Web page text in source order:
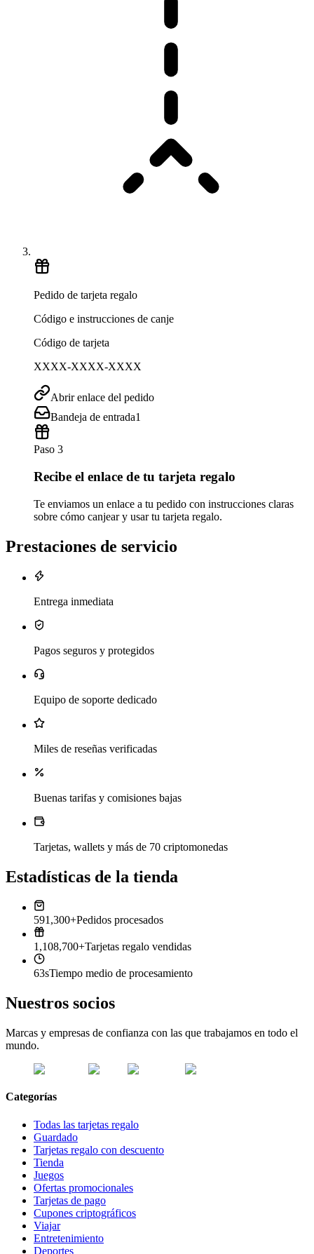
Pedido de tarjeta regalo
Código e instrucciones de canje
Código de tarjeta
XXXX-XXXX-XXXX
Abrir enlace del pedido
Bandeja de entrada1
Paso 3
Recibe el enlace de tu tarjeta regalo
Te enviamos un enlace a tu pedido con instrucciones claras
sobre cómo canjear y usar tu tarjeta regalo.
Prestaciones de servicio
Entrega inmediata
Pagos seguros y protegidos
Equipo de soporte dedicado
Miles de reseñas verificadas
Buenas tarifas y comisiones bajas
Tarjetas, wallets y más de 70 criptomonedas
Estadísticas de la tienda
591,300+Pedidos procesados
1,108,700+Tarjetas regalo vendidas
63sTiempo medio de procesamiento
Nuestros socios
Marcas y empresas de confianza con las que trabajamos en todo el
mundo.
Categorías
Todas las tarjetas regalo
Guardado
Tarjetas regalo con descuento
Tienda
Juegos
Ofertas promocionales
Tarjetas de pago
Cupones criptográficos
Viajar
Entretenimiento
Deportes